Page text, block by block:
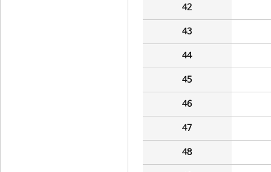
42
43
44
45
46
47
48